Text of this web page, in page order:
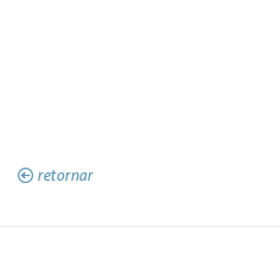
retornar